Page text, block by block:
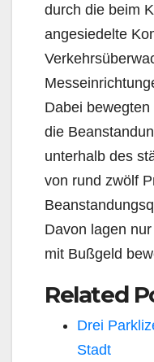
durch die beim
angesiedelte
Dabei
die
unterhalb des
von rund zwölf
Davon la­gen
mit Bußgeld
Related
Drei
Stadt